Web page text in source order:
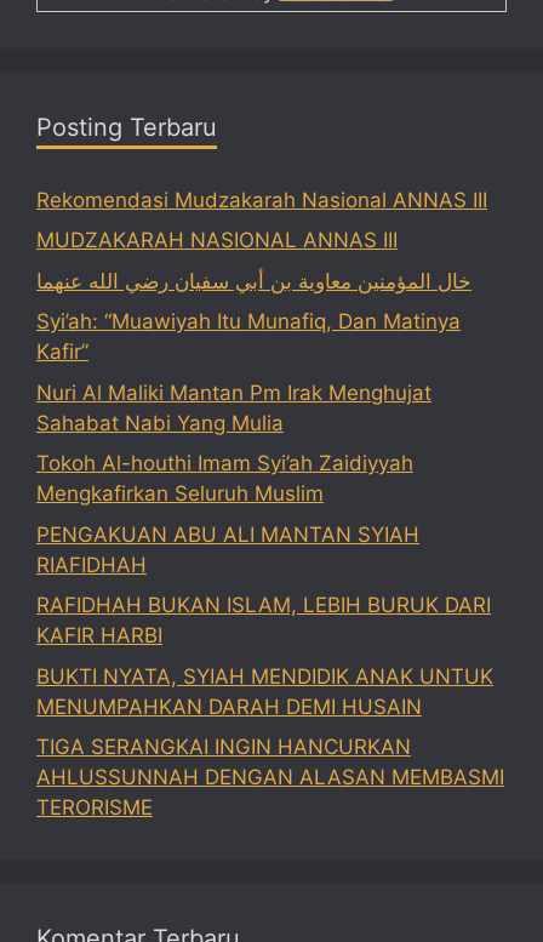
Posting Terbaru
Rekomendasi Mudzakarah Nasional ANNAS III
MUDZAKARAH NASIONAL ANNAS III
خال المؤمنين معاوية بن أبي سفيان رضي الله عنهما
Syi’ah: “Muawiyah Itu Munafiq, Dan Matinya
Kafir”
Nuri Al Maliki Mantan Pm Irak Menghujat
Sahabat Nabi Yang Mulia
Tokoh Al-houthi Imam Syi’ah Zaidiyyah
Mengkafirkan Seluruh Muslim
PENGAKUAN ABU ALI MANTAN SYIAH
RIAFIDHAH
RAFIDHAH BUKAN ISLAM, LEBIH BURUK DARI
KAFIR HARBI
BUKTI NYATA, SYIAH MENDIDIK ANAK UNTUK
MENUMPAHKAN DARAH DEMI HUSAIN
TIGA SERANGKAI INGIN HANCURKAN
AHLUSSUNNAH DENGAN ALASAN MEMBASMI
TERORISME